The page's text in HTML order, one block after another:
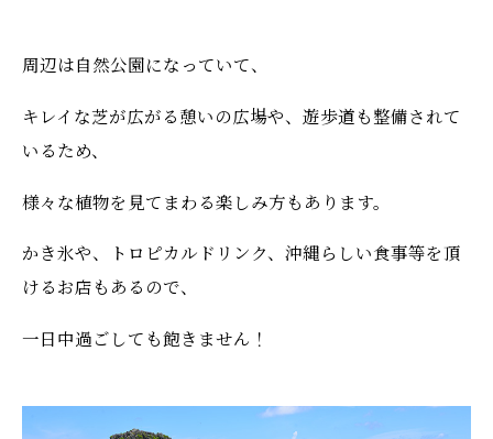
周辺は自然公園になっていて、
キレイな芝が広がる憩いの広場や、遊歩道も整備されて
いるため、
様々な植物を見てまわる楽しみ方もあります。
かき氷や、トロピカルドリンク、沖縄らしい食事等を頂
けるお店もあるので、
一日中過ごしても飽きません！